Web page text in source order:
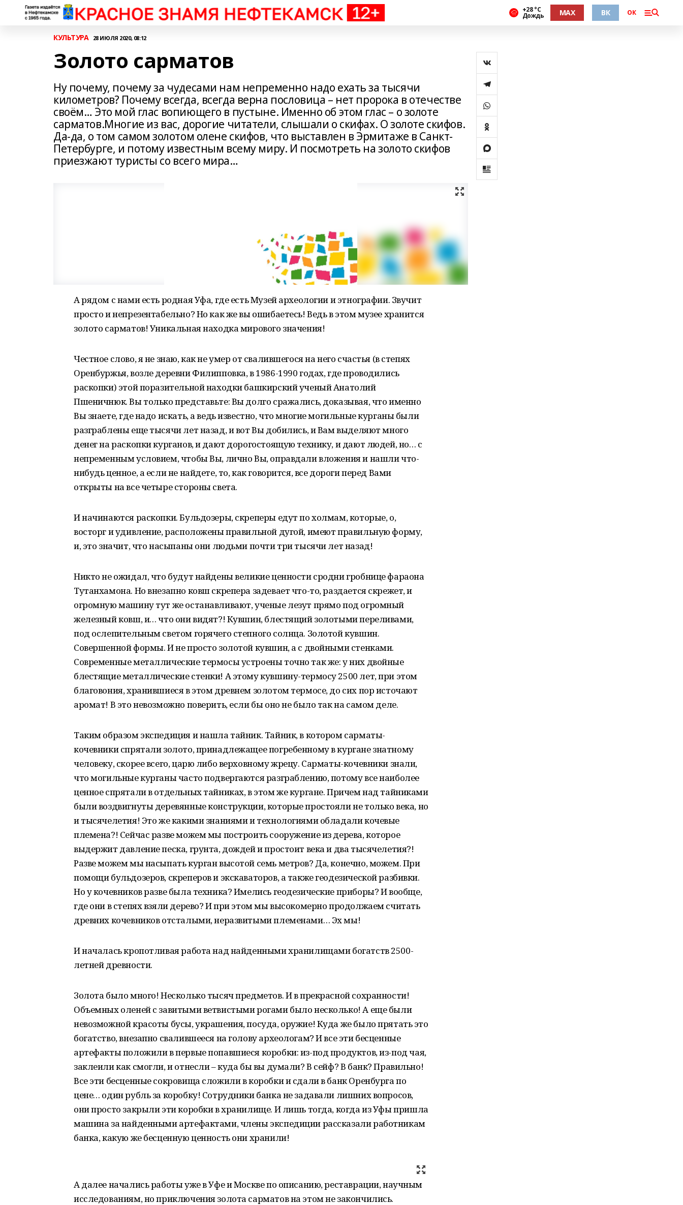
+28 °С
Дождь MAX ВК ОК
КУЛЬТУРА 28 ИЮЛЯ 2020, 08:12
Золото сарматов
Ну почему, почему за чудесами нам непременно надо ехать за тысячи
километров? Почему всегда, всегда верна пословица – нет пророка в отечестве
своём… Это мой глас вопиющего в пустыне. Именно об этом глас – о золоте
сарматов.Многие из вас, дорогие читатели, слышали о скифах. О золоте скифов.
Да-да, о том самом золотом олене скифов, что выставлен в Эрмитаже в Санкт-
Петербурге, и потому известным всему миру. И посмотреть на золото скифов
приезжают туристы со всего мира…
А рядом с нами есть родная Уфа, где есть Музей археологии и этнографии. Звучит
просто и непрезентабельно? Но как же вы ошибаетесь! Ведь в этом музее хранится
золото сарматов! Уникальная находка мирового значения!
Честное слово, я не знаю, как не умер от свалившегося на него счастья (в степях
Оренбуржья, возле деревни Филипповка, в 1986-1990 годах, где проводились
раскопки) этой поразительной находки башкирский ученый Анатолий
Пшеничнюк. Вы только представьте: Вы долго сражались, доказывая, что именно
Вы знаете, где надо искать, а ведь известно, что многие могильные курганы были
разграблены еще тысячи лет назад, и вот Вы добились, и Вам выделяют много
денег на раскопки курганов, и дают дорогостоящую технику, и дают людей, но… с
непременным условием, чтобы Вы, лично Вы, оправдали вложения и нашли что-
нибудь ценное, а если не найдете, то, как говорится, все дороги перед Вами
открыты на все четыре стороны света.
И начинаются раскопки. Бульдозеры, скреперы едут по холмам, которые, о,
восторг и удивление, расположены правильной дугой, имеют правильную форму,
и, это значит, что насыпаны они людьми почти три тысячи лет назад!
Никто не ожидал, что будут найдены великие ценности сродни гробнице фараона
Тутанхамона. Но внезапно ковш скрепера задевает что-то, раздается скрежет, и
огромную машину тут же останавливают, ученые лезут прямо под огромный
железный ковш, и… что они видят?! Кувшин, блестящий золотыми переливами,
под ослепительным светом горячего степного солнца. Золотой кувшин.
Совершенной формы. И не просто золотой кувшин, а с двойными стенками.
Современные металлические термосы устроены точно так же: у них двойные
блестящие металлические стенки! А этому кувшину-термосу 2500 лет, при этом
благовония, хранившиеся в этом древнем золотом термосе, до сих пор источают
аромат! В это невозможно поверить, если бы оно не было так на самом деле.
Таким образом экспедиция и нашла тайник. Тайник, в котором сарматы-
кочевники спрятали золото, принадлежащее погребенному в кургане знатному
человеку, скорее всего, царю либо верховному жрецу. Сарматы-кочевники знали,
что могильные курганы часто подвергаются разграблению, потому все наиболее
ценное спрятали в отдельных тайниках, в этом же кургане. Причем над тайниками
были воздвигнуты деревянные конструкции, которые простояли не только века, но
и тысячелетия! Это же какими знаниями и технологиями обладали кочевые
племена?! Сейчас разве можем мы построить сооружение из дерева, которое
выдержит давление песка, грунта, дождей и простоит века и два тысячелетия?!
Разве можем мы насыпать курган высотой семь метров? Да, конечно, можем. При
помощи бульдозеров, скреперов и экскаваторов, а также геодезической разбивки.
Но у кочевников разве была техника? Имелись геодезические приборы? И вообще,
где они в степях взяли дерево? И при этом мы высокомерно продолжаем считать
древних кочевников отсталыми, неразвитыми племенами… Эх мы!
И началась кропотливая работа над найденными хранилищами богатств 2500-
летней древности.
Золота было много! Несколько тысяч предметов. И в прекрасной сохранности!
Объемных оленей с завитыми ветвистыми рогами было несколько! А еще были
невозможной красоты бусы, украшения, посуда, оружие! Куда же было прятать это
богатство, внезапно свалившееся на голову археологам? И все эти бесценные
артефакты положили в первые попавшиеся коробки: из-под продуктов, из-под чая,
заклеили как смогли, и отнесли – куда бы вы думали? В сейф? В банк? Правильно!
Все эти бесценные сокровища сложили в коробки и сдали в банк Оренбурга по
цене… один рубль за коробку! Сотрудники банка не задавали лишних вопросов,
они просто закрыли эти коробки в хранилище. И лишь тогда, когда из Уфы пришла
машина за найденными артефактами, члены экспедиции рассказали работникам
банка, какую же бесценную ценность они хранили!
А далее начались работы уже в Уфе и Москве по описанию, реставрации, научным
исследованиям, но приключения золота сарматов на этом не закончились.